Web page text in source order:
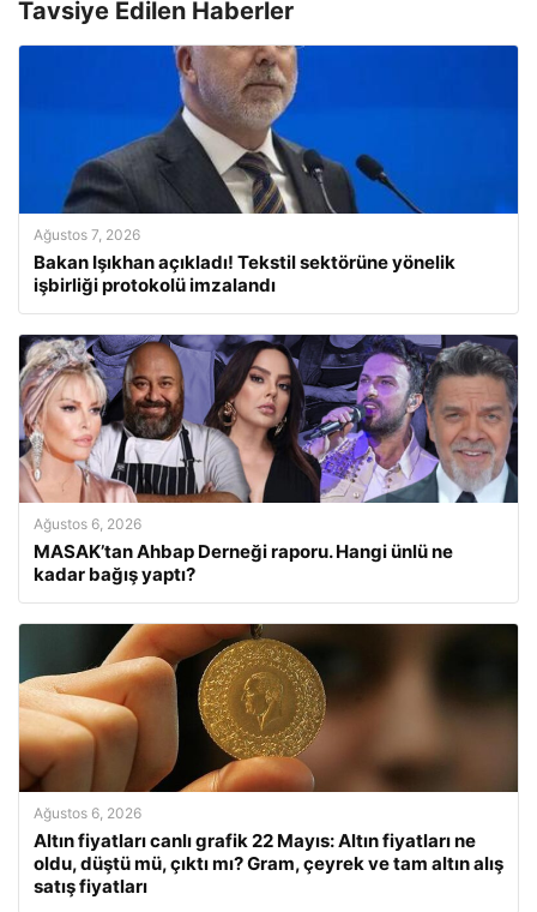
Tavsiye Edilen Haberler
Ağustos 7, 2026
Bakan Işıkhan açıkladı! Tekstil sektörüne yönelik
işbirliği protokolü imzalandı
Ağustos 6, 2026
MASAK’tan Ahbap Derneği raporu. Hangi ünlü ne
kadar bağış yaptı?
Ağustos 6, 2026
Altın fiyatları canlı grafik 22 Mayıs: Altın fiyatları ne
oldu, düştü mü, çıktı mı? Gram, çeyrek ve tam altın alış
satış fiyatları